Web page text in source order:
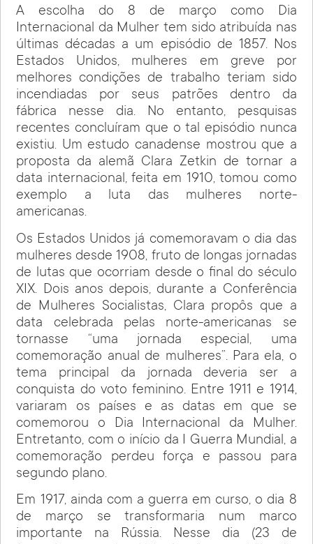
A escolha do 8 de março como Dia
Internacional da Mulher tem sido atribuída nas
últimas décadas a um episódio de 1857. Nos
Estados Unidos, mulheres em greve por
melhores condições de trabalho teriam sido
incendiadas por seus patrões dentro da
fábrica nesse dia. No entanto, pesquisas
recentes concluíram que o tal episódio nunca
existiu. Um estudo canadense mostrou que a
proposta da alemã Clara Zetkin de tornar a
data internacional, feita em 1910, tomou como
exemplo a luta das mulheres norte-
americanas.
Os Estados Unidos já comemoravam o dia das
mulheres desde 1908, fruto de longas jornadas
de lutas que ocorriam desde o final do século
XIX. Dois anos depois, durante a Conferência
de Mulheres Socialistas, Clara propôs que a
data celebrada pelas norte-americanas se
tornasse “uma jornada especial, uma
comemoração anual de mulheres”. Para ela, o
tema principal da jornada deveria ser a
conquista do voto feminino. Entre 1911 e 1914,
variaram os países e as datas em que se
comemorou o Dia Internacional da Mulher.
Entretanto, com o início da I Guerra Mundial, a
comemoração perdeu força e passou para
segundo plano.
Em 1917, ainda com a guerra em curso, o dia 8
de março se transformaria num marco
importante na Rússia. Nesse dia (23 de